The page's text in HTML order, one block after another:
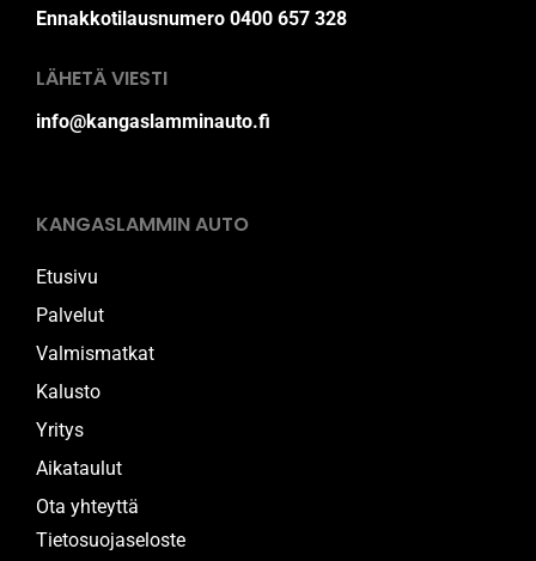
Ennakkotilausnumero 0400 657 328
LÄHETÄ VIESTI
info@kangaslamminauto.fi
KANGASLAMMIN AUTO
Etusivu
Palvelut
Valmismatkat
Kalusto
Yritys
Aikataulut
Ota yhteyttä
Tietosuojaseloste